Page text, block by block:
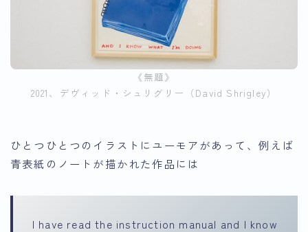
《無題》
2021、デヴィッド・シュリグリー（David Shrigley）
ひとつひとつのイラストにユーモアがあって、例えば
青表紙のノートが描かれた作品には
I have read the instruction manual and I know